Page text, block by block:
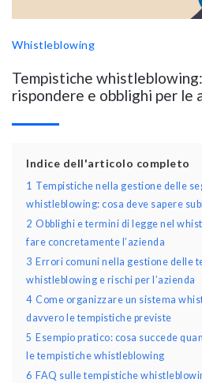
Whistleblowing
Tempistiche
rispondere e obblighi per le
Indice dell'articolo completo
1 Tempistiche nella gestione delle
whistleblowing: cosa deve sapere
2 Obblighi e termini di legge nel
fare concretamente l’azienda
3 Errori comuni nella gestione delle
whistleblowing e rischi per l’azienda
4 Come organizzare un sistema
davvero le tempistiche previste
5 Esempio pratico: cosa succede
le tempistiche whistleblowing
6 FAQ sulle tempistiche